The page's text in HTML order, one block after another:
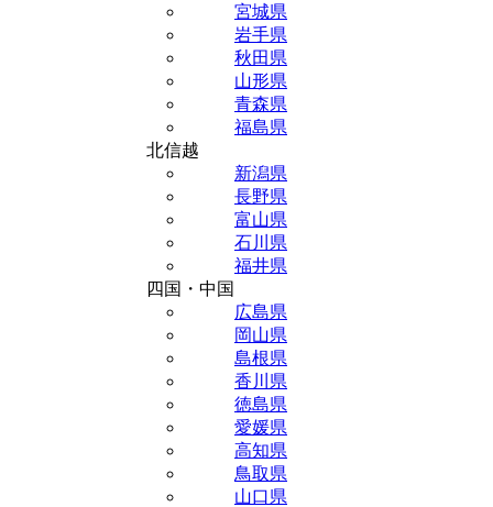
宮城県
岩手県
秋田県
山形県
青森県
福島県
北信越
新潟県
長野県
富山県
石川県
福井県
四国・中国
広島県
岡山県
島根県
香川県
徳島県
愛媛県
高知県
鳥取県
山口県